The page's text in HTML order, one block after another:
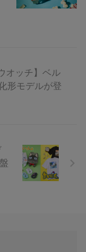
オッチ】ベル
形モデルが登